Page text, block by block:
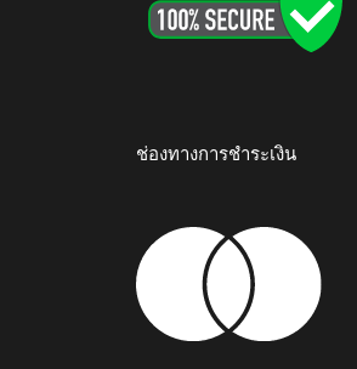
ช่องทางการชำระเงิน